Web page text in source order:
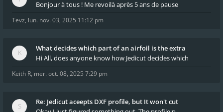
Bonjour à tous ! Me revoilà après 5 ans de pause
Tevz, lun. nov. 03, 2025 11:12 pm
What decides which part of an airfoil is the extra
Hi All, does anyone know how Jedicut decides which
Keith R, mer. oct. 08, 2025 7:29 pm
Re: Jedicut aceepts DXF profile, but It won't cut